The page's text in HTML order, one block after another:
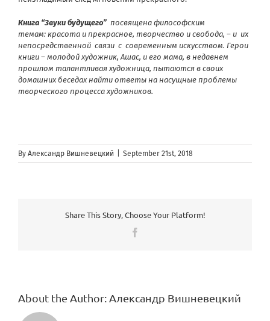
Книга “Звуки будущего” посвящена философским
темам: красота и прекрасное, творчество и свобода, – и их
непосредственной связи с современным искусством. Герои
книги – молодой художник, Ашас, и его мама, в недавнем
прошлом талантливая художница, пытаются в своих
домашних беседах найти ответы на насущные проблемы
творческого процесса художников.
By Александр Вишневецкий September 21st, 2018
Share This Story, Choose Your Platform!
About the Author: Александр Вишневецкий